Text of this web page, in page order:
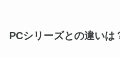
PCシリーズとの違いは